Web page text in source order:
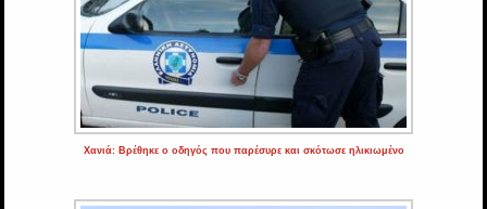
Χανιά: Βρέθηκε ο οδηγός που παρέσυρε και σκότωσε ηλικιωμένο